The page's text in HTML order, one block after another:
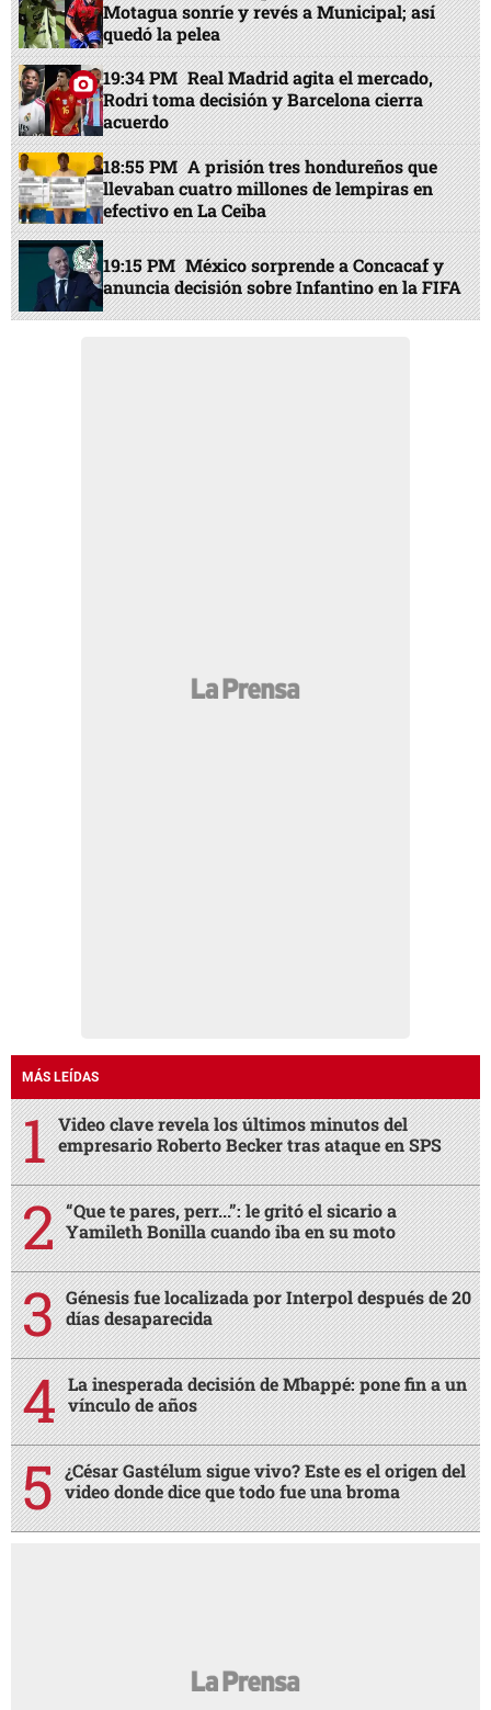
Motagua sonríe y revés a Municipal; así
quedó la pelea
19:34 PM Real Madrid agita el mercado,
Rodri toma decisión y Barcelona cierra
acuerdo
18:55 PM A prisión tres hondureños que
llevaban cuatro millones de lempiras en
efectivo en La Ceiba
19:15 PM México sorprende a Concacaf y
anuncia decisión sobre Infantino en la FIFA
MÁS LEÍDAS
Video clave revela los últimos minutos del
empresario Roberto Becker tras ataque en SPS
“Que te pares, perr...”: le gritó el sicario a
Yamileth Bonilla cuando iba en su moto
Génesis fue localizada por Interpol después de 20
días desaparecida
La inesperada decisión de Mbappé: pone fin a un
vínculo de años
¿César Gastélum sigue vivo? Este es el origen del
video donde dice que todo fue una broma